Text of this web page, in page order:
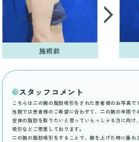
施術前
スタッフコメント
こちらは二の腕の脂肪吸引をされた患者様のお写真で
当院では患者様のご希望に合わせて、二の腕の半周で
全体の脂肪を取りたいと思っていらっしゃる方に向け
吸引などご用意しております。
二の腕の脂肪吸引をすることで、腕を上げた時に垂れ